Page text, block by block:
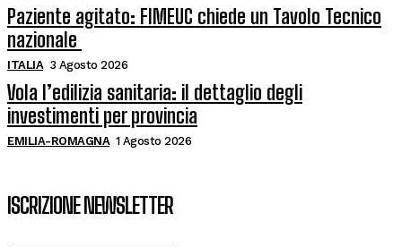
Paziente agitato: FIMEUC chiede un Tavolo Tecnico
nazionale
ITALIA 3 Agosto 2026
Vola l’edilizia sanitaria: il dettaglio degli
investimenti per provincia
EMILIA-ROMAGNA 1 Agosto 2026
ISCRIZIONE NEWSLETTER